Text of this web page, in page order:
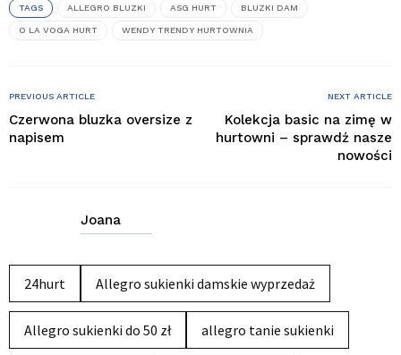
TAGS ALLEGRO BLUZKI ASG HURT BLUZKI DAM
O LA VOGA HURT WENDY TRENDY HURTOWNIA
PREVIOUS ARTICLE
Czerwona bluzka oversize z
napisem
NEXT ARTICLE
Kolekcja basic na zimę w
hurtowni – sprawdź nasze
nowości
Joana
24hurt Allegro sukienki damskie wyprzedaż
Allegro sukienki do 50 zł allegro tanie sukienki